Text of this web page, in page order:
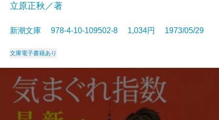
立原正秋／著
新潮文庫 978-4-10-109502-8 1,034円 1973/05/29
文庫電子書籍あり